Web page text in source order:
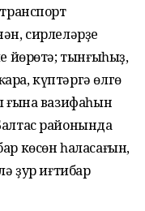
сирлеләрҙе
йөрөтә; тынғыһыҙ,
күптәргә өлгө
ғына вазифаһын
районында
көсөн һаласағын,
ҙур иғтибар